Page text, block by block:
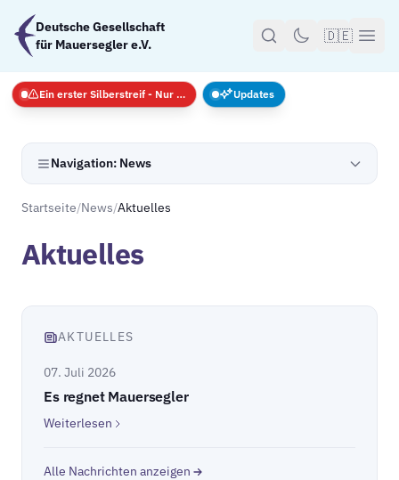
Zum Hauptinhalt springen
Deutsche Gesellschaft
für Mauersegler e.V.
🇩🇪
Navigation: News
Startseite/News/Aktuelles
Aktuelles
AKTUELLES
07. Juli 2026
Es regnet Mauersegler
Weiterlesen
Alle Nachrichten anzeigen
Ein erster Silberstreif - Nur Notfälle Updates